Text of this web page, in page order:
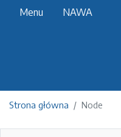
Menu NAWA
Strona główna Node